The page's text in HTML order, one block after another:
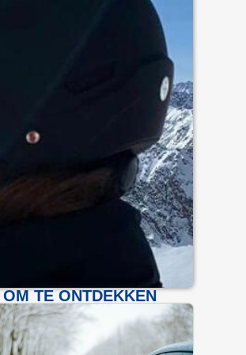
TE ONTDEKKEN